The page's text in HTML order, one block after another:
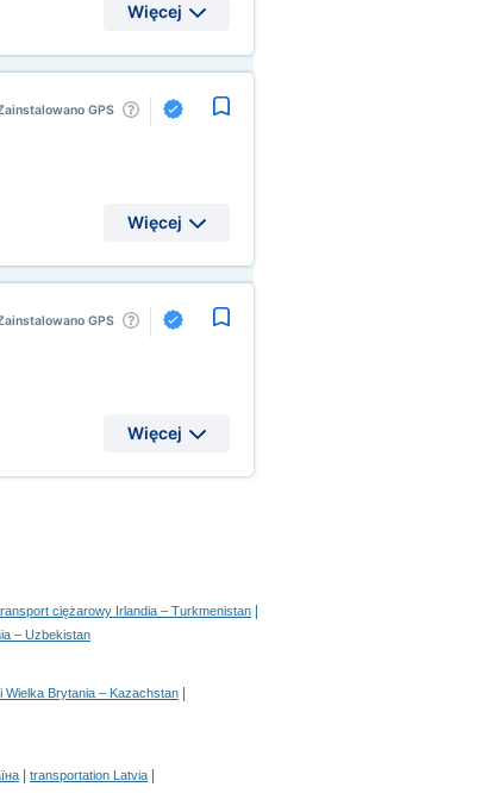
Więcej
GPS
Więcej
GPS
Więcej
ciężarowy Irlandia – Turkmenistan
– Uzbekistan
Wielka Brytania – Kazachstan
transportation Latvia